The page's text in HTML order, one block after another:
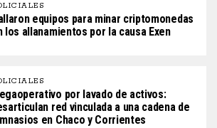
equipos para minar criptomonedas
los allanamientos por la causa Exen
por lavado de activos:
red vinculada a una cadena de
en Chaco y Corrientes